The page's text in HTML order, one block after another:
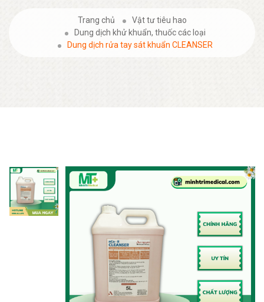
Trang chủ
Vật tư tiêu hao
Dung dịch khử khuẩn, thuốc các loại
Dung dịch rửa tay sát khuẩn CLEANSER